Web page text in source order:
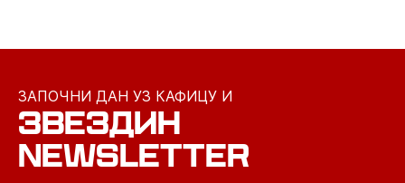
ЗАПОЧНИ ДАН УЗ КАФИЦУ И
ЗВЕЗДИН
NEWSLETTER